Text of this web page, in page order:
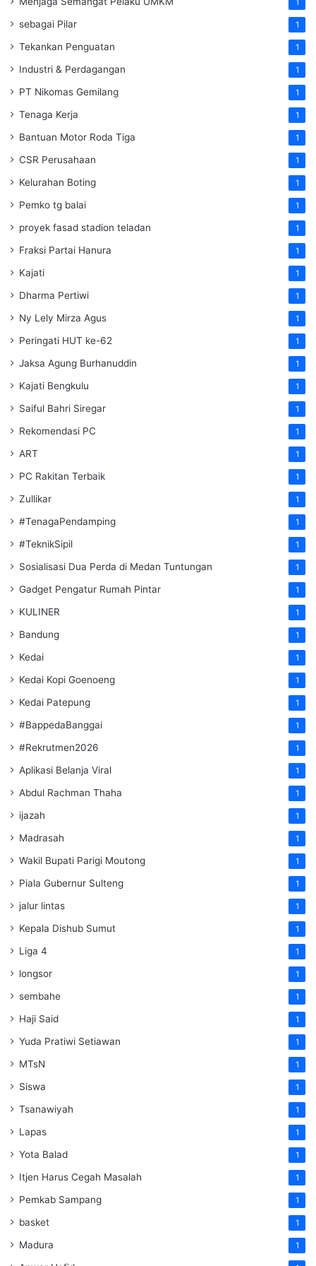
1
sebagai Pilar 1
Tekankan Penguatan 1
Industri & Perdagangan 1
PT Nikomas Gemilang 1
Tenaga Kerja 1
Bantuan Motor Roda Tiga 1
CSR Perusahaan 1
Kelurahan Boting 1
Pemko tg balai 1
proyek fasad stadion teladan 1
Fraksi Partai Hanura 1
Kajati 1
Dharma Pertiwi 1
Ny Lely Mirza Agus 1
Peringati HUT ke-62 1
Jaksa Agung Burhanuddin 1
Kajati Bengkulu 1
Saiful Bahri Siregar 1
Rekomendasi PC 1
ART 1
PC Rakitan Terbaik 1
Zullikar 1
#TenagaPendamping 1
#TeknikSipil 1
Sosialisasi Dua Perda di Medan Tuntungan 1
Gadget Pengatur Rumah Pintar 1
KULINER 1
Bandung 1
Kedai 1
Kedai Kopi Goenoeng 1
Kedai Patepung 1
#BappedaBanggai 1
#Rekrutmen2026 1
Aplikasi Belanja Viral 1
Abdul Rachman Thaha 1
ijazah 1
Madrasah 1
Wakil Bupati Parigi Moutong 1
Piala Gubernur Sulteng 1
jalur lintas 1
Kepala Dishub Sumut 1
Liga 4 1
longsor 1
sembahe 1
Haji Said 1
Yuda Pratiwi Setiawan 1
MTsN 1
Siswa 1
Tsanawiyah 1
Lapas 1
Yota Balad 1
Itjen Harus Cegah Masalah 1
Pemkab Sampang 1
basket 1
Madura 1